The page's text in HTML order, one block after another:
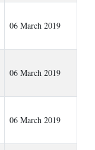
06 March 2019
06 March 2019
06 March 2019